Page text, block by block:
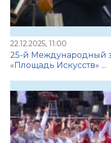
22.12.2025, 11:00
25-й Международный
«Площадь Искусств» ...